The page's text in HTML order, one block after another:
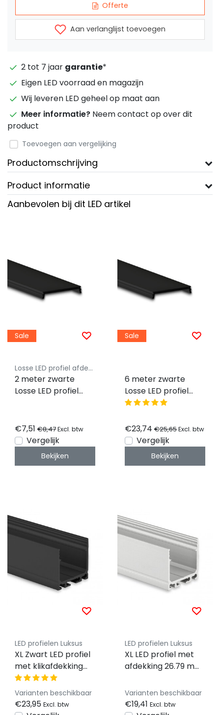
Offerte
Aan verlanglijst toevoegen
2 tot 7 jaar garantie*
Eigen LED voorraad en magazijn
Wij leveren LED geheel op maat aan
Meer informatie? Neem contact op over dit
product
Toevoegen aan vergelijking
Productomschrijving
Product informatie
Aanbevolen bij dit LED artikel
Sale
Losse LED profiel afdekking Luksus
2 meter zwarte
Losse LED profiel
ZWART – 25,8mm -
C1
€7,51 €8,47Excl. btw
Vergelijk
Bekijken
Sale
6 meter zwarte
Losse LED profiel
klikafdekking –
C1
€23,74 €25,65Excl. btw
Vergelijk
Bekijken
LED profielen Luksus
XL Zwart LED profiel
met klikafdekking
26.79 mm x 26 mm
XL06ZWART
Varianten beschikbaar
€23,95 Excl. btw
LED profielen Luksus
XL LED profiel met
afdekking 26.79 mm
Varianten beschikbaar
€19,41 Excl. btw